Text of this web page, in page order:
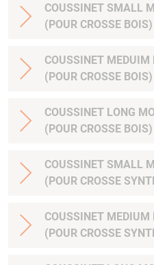
COUSSINET SMALL
(POUR CROSSE BOIS)
COUSSINET MEDUIM
(POUR CROSSE BOIS)
COUSSINET LONG
(POUR CROSSE BOIS)
COUSSINET SMALL
(POUR CROSSE
COUSSINET MEDIUM
(POUR CROSSE